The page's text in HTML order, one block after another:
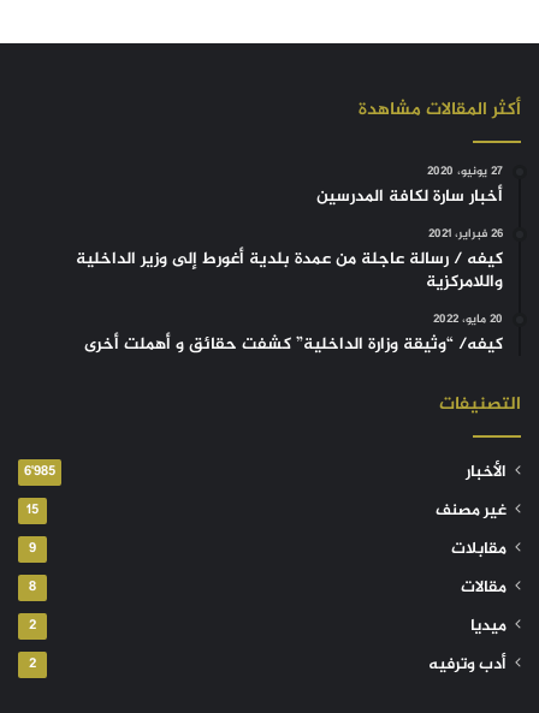
أكثر المقالات مشاهدة
27 يونيو، 2020
أخبار سارة لكافة المدرسين
26 فبراير، 2021
كيفه / رسالة عاجلة من عمدة بلدية أغورط إلى وزير الداخلية
واللامركزية
20 مايو، 2022
كيفه/ “وثيقة وزارة الداخلية” كشفت حقائق و أهملت أخرى
التصنيفات
الأخبار 6٬985
غير مصنف 15
مقابلات 9
مقالات 8
ميديا 2
أدب وترفيه 2